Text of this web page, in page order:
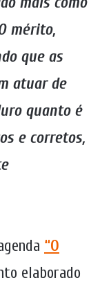
mérito,
que as
atuar de
quanto é
e corretos,
“O
elaborado